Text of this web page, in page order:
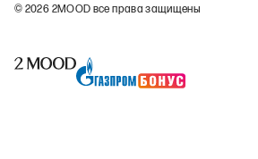
© 2026 2MOOD все права защищены